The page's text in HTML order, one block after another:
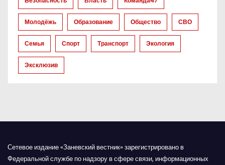
п
и
с
я
Молодёжь Образование Общество СВО
Семья Спорт Транспорт Экология
Эксклюзив
Сетевое издание «Заневский вестник» зарегистрировано в
Федеральной службе по надзору в сфере связи, информационных